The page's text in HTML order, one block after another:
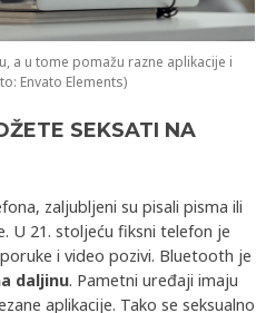
a u tome pomažu razne aplikacije i
Envato Elements)
SEKSATI NA
zaljubljeni su pisali pisma ili
U 21. stoljeću fiksni telefon je
i video pozivi. Bluetooth je
daljinu. Pametni uređaji imaju
aplikacije. Tako se seksualno